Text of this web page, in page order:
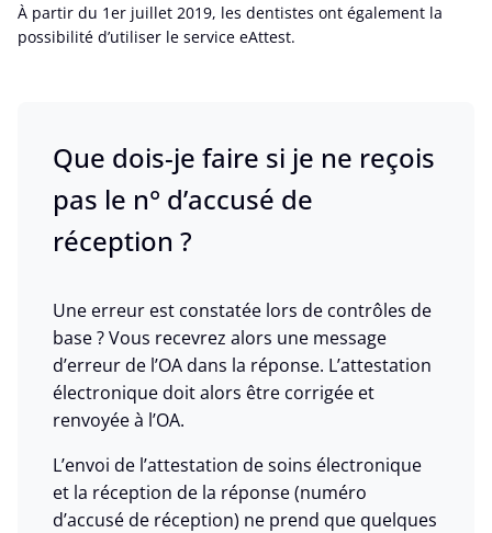
À partir du 1er juillet 2019, les dentistes ont également la
possibilité d’utiliser le service eAttest.
Que dois-je faire si je ne reçois
pas le n° d’accusé de
réception ?
Une erreur est constatée lors de contrôles de
base ? Vous recevrez alors une message
d’erreur de l’OA dans la réponse. L’attestation
électronique doit alors être corrigée et
renvoyée à l’OA.
L’envoi de l’attestation de soins électronique
et la réception de la réponse (numéro
d’accusé de réception) ne prend que quelques